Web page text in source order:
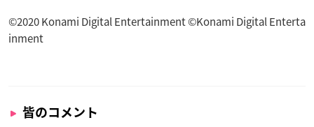
©2020 Konami Digital Entertainment ©Konami Digital Enterta
inment
皆のコメント